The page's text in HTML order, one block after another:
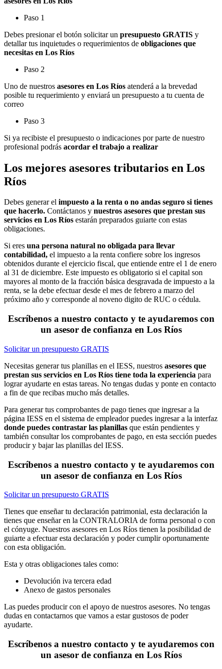
Paso 1
Debes presionar el botón solicitar un presupuesto GRATIS y
detallar tus inquietudes o requerimientos de obligaciones que
necesitas en Los Ríos
Paso 2
Uno de nuestros asesores en Los Ríos atenderá a la brevedad
posible tu requerimiento y enviará un presupuesto a tu cuenta de
correo
Paso 3
Si ya recibiste el presupuesto o indicaciones por parte de nuestro
profesional podrás acordar el trabajo a realizar
Los mejores asesores tributarios en Los
Ríos
Debes generar el impuesto a la renta o no andas seguro si tienes
que hacerlo. Contáctanos y nuestros asesores que prestan sus
servicios en Los Ríos estarán preparados guiarte con estas
obligaciones.
Si eres una persona natural no obligada para llevar
contabilidad, el impuesto a la renta confiere sobre los ingresos
obtenidos durante el ejercicio fiscal, que entiende entre el 1 de enero
al 31 de diciembre. Este impuesto es obligatorio si el capital son
mayores al monto de la fracción básica desgravada de impuesto a la
renta, se la debe efectuar desde el mes de febrero a marzo del
próximo año y corresponde al noveno digito de RUC o cédula.
Escríbenos a nuestro contacto y te ayudaremos con
un asesor de confianza en Los Ríos
Solicitar un presupuesto GRATIS
Necesitas generar tus planillas en el IESS, nuestros asesores que
prestan sus servicios en Los Ríos tiene toda la experiencia para
lograr ayudarte en estas tareas. No tengas dudas y ponte en contacto
a fin de que recibas mucho más detalles.
Para generar tus comprobantes de pago tienes que ingresar a la
página IESS en el sistema de empleador puedes ingresar a la interfaz
donde puedes contrastar las planillas que están pendientes y
también consultar los comprobantes de pago, en esta sección puedes
producir y bajar las planillas del IESS.
Escríbenos a nuestro contacto y te ayudaremos con
un asesor de confianza en Los Ríos
Solicitar un presupuesto GRATIS
Tienes que enseñar tu declaración patrimonial, esta declaración la
tienes que enseñar en la CONTRALORIA de forma personal o con
el cónyuge. Nuestros asesores en Los Ríos tienen la posibilidad de
guiarte a efectuar esta declaración y poder cumplir oportunamente
con esta obligación.
Esta y otras obligaciones tales como:
Devolución iva tercera edad
Anexo de gastos personales
Las puedes producir con el apoyo de nuestros asesores. No tengas
dudas en contactarnos que vamos a estar gustosos de poder
ayudarte.
Escríbenos a nuestro contacto y te ayudaremos con
un asesor de confianza en Los Ríos